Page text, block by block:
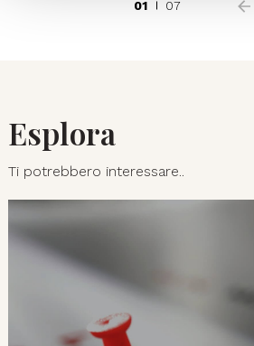
01 07
Esplora
Ti potrebbero interessare..